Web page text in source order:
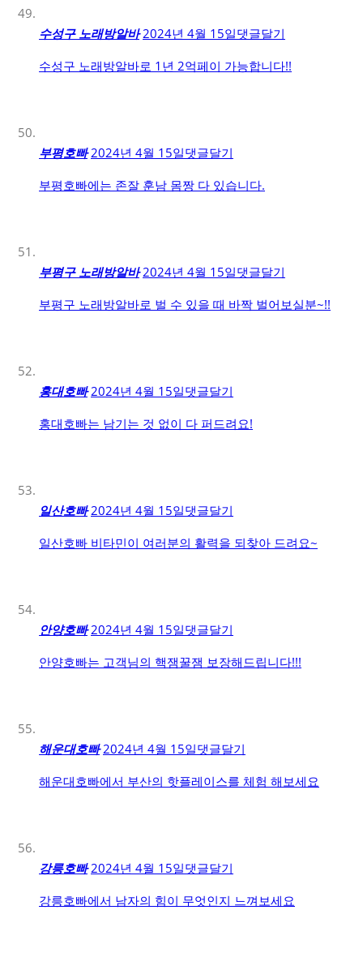
수성구 노래방알바 2024년 4월 15일댓글달기
수성구 노래방알바로 1년 2억페이 가능합니다!!
부평호빠 2024년 4월 15일댓글달기
부평호빠에는 존잘 훈남 몸짱 다 있습니다.
부평구 노래방알바 2024년 4월 15일댓글달기
부평구 노래방알바로 벌 수 있을 때 바짝 벌어보실분~!!
홍대호빠 2024년 4월 15일댓글달기
홍대호빠는 남기는 것 없이 다 퍼드려요!
일산호빠 2024년 4월 15일댓글달기
일산호빠 비타민이 여러분의 활력을 되찾아 드려요~
안양호빠 2024년 4월 15일댓글달기
안양호빠는 고객님의 핵잼꿀잼 보장해드립니다!!!
해운대호빠 2024년 4월 15일댓글달기
해운대호빠에서 부산의 핫플레이스를 체험 해보세요
강릉호빠 2024년 4월 15일댓글달기
강릉호빠에서 남자의 힘이 무엇인지 느껴보세요